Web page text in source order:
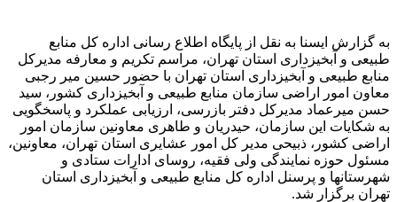
به گزارش ایسنا به نقل از پایگاه اطلاع رسانی اداره کل منابع
طبیعی و آبخیزداری استان تهران، مراسم تکریم و معارفه مدیرکل
منابع طبیعی و آبخیزداری استان تهران با حضور حسین میر رجبی
معاون امور اراضی سازمان منابع طبیعی و آبخیزداری کشور، سید
حسن میرعماد مدیرکل دفتر بازرسی، ارزیابی عملکرد و پاسخگویی
به شکایات این سازمان، حیدریان و طاهری معاونین سازمان امور
اراضی کشور، ذبیحی مدیر کل امور عشایری استان تهران، معاونین،
مسئول حوزه نمایندگی ولی فقیه، روسای ادارات ستادی و
شهرستانها و پرسنل اداره کل منابع طبیعی و آبخیزداری استان
تهران برگزار شد.